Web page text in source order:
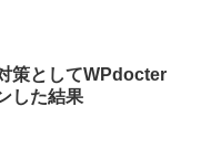
策としてWPdocter
した結果